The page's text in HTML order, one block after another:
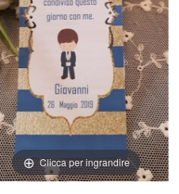
Clicca per ingrandire